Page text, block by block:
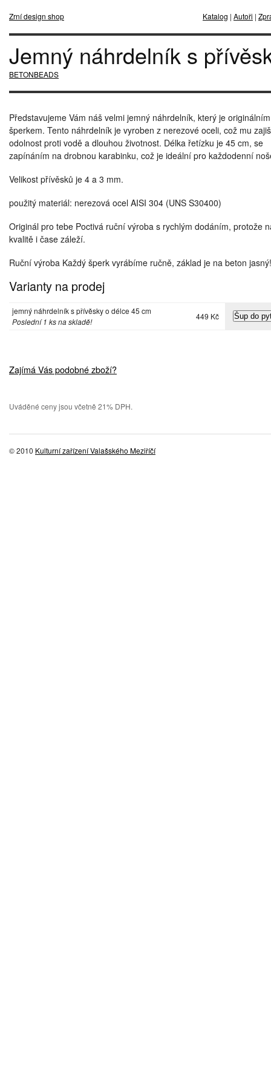
Zrní design shop Katalog | Autoři |
Jemný náhrdelník s
BETONBEADS
Představujeme Vám náš velmi jemný náhrdelník, který je originálním
šperkem. Tento náhrdelník je vyroben z nerezové oceli, což mu
odolnost proti vodě a dlouhou životnost. Délka řetízku je 45 cm, se
zapínáním na drobnou karabinku, což je ideální pro každodenní
Velikost přívěsků je 4 a 3 mm.
použitý materiál: nerezová ocel AISI 304 (UNS S30400)
Originál pro tebe Poctivá ruční výroba s rychlým dodáním, protože
kvalitě i čase záleží.
Ruční výroba Každý šperk vyrábíme ručně, základ je na beton jasný!
Varianty na prodej
jemný náhrdelník s přívěsky o délce 45 cm
Poslední 1 ks na skladě!
449 Kč
Zajímá Vás podobné zboží?
Uváděné ceny jsou včetně 21% DPH.
© 2010 Kulturní zařízení Valašského Meziříčí